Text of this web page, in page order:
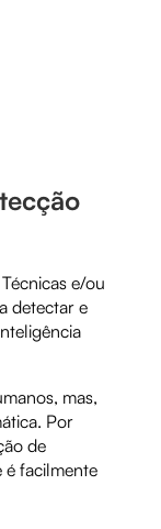
e/ou
detectar e
mas,
Por
de
é facilmente